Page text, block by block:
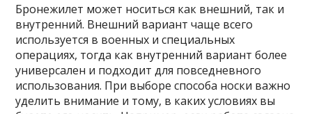
Бронежилет может носиться как внешний, так и
внутренний. Внешний вариант чаще всего
используется в военных и специальных
операциях, тогда как внутренний вариант более
универсален и подходит для повседневного
использования. При выборе способа носки важно
уделить внимание и тому, в каких условиях вы